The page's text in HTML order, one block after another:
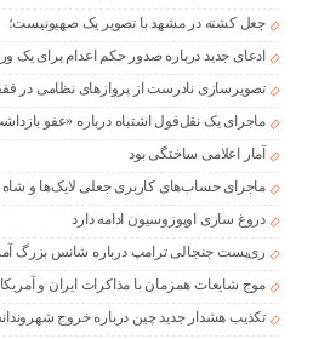
جعل کشته در مشهد با تصویر یک صهیونیست؛
ادعای جدید درباره صدور حکم اعدام برای یک
تصویرسازی نادرست از پروازهای نظامی در
ماجرای یک نقل‌قول اشتباه درباره «عفو
آمار اعلامی ساختگی بود
ماجرای حساب‌های کاربری جعلی لایک‌ها و شاه
دروغ سازی اوپوزوسیون ادامه دارد
ری‌پست جنجالی ترامپ درباره شانس بزرگ
موج شایعات همزمان با مذاکرات ایران و
تکذیب هشدار جدید چین درباره خروج